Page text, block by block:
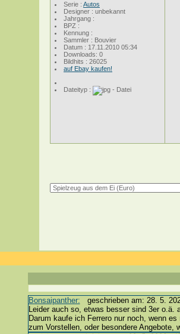
Serie : Autos
Designer : unbekannt
Jahrgang :
BPZ :
Kennung :
Sammler : Bouvier
Datum : 17.11.2010 05:34
Downloads: 0
Bildhits : 26025
auf Ebay kaufen!
Dateityp :
Bonsaipanther: geschrieben am: 28. 5.
Leider auch so, etwas besser sind 3er o.ä.
Darum kaufe ich Ferrero nur noch, wenn
zum Vorstellen, oder besondere Angebote,